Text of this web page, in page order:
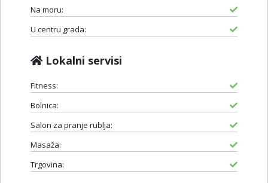
Na moru:
U centru grada:
Lokalni servisi
Fitness:
Bolnica:
Salon za pranje rublja:
Masaža:
Trgovina: